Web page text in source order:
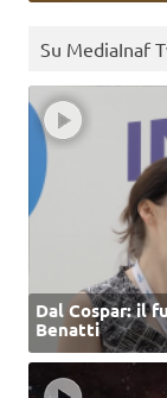
Su MediaInaf
Dal Cospar: il
Benatti